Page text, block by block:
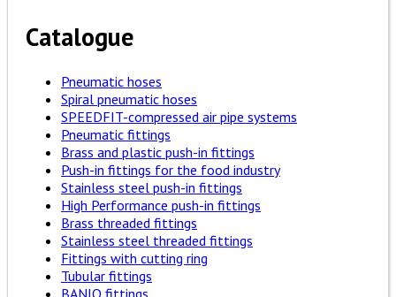
Catalogue
Pneumatic hoses
Spiral pneumatic hoses
SPEEDFIT-compressed air pipe systems
Pneumatic fittings
Brass and plastic push-in fittings
Push-in fittings for the food industry
Stainless steel push-in fittings
High Performance push-in fittings
Brass threaded fittings
Stainless steel threaded fittings
Fittings with cutting ring
Tubular fittings